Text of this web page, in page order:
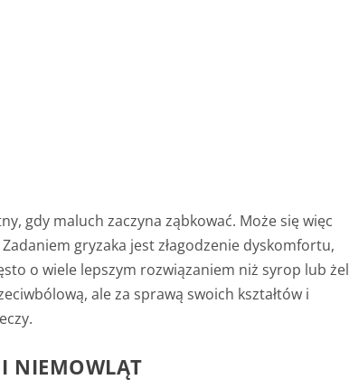
gdy maluch zaczyna ząbkować. Może się więc
gryzaka jest złagodzenie dyskomfortu,
o wiele lepszym rozwiązaniem niż syrop lub żel
ale za sprawą swoich kształtów i
NIEMOWLĄT